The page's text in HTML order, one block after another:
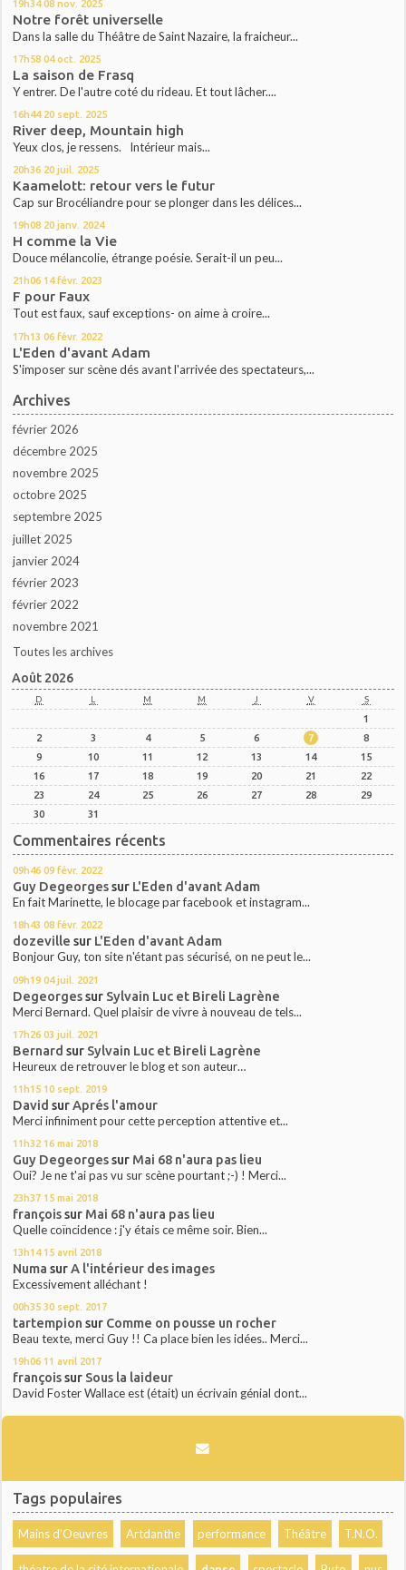
19h34 08 nov. 2025
Notre forêt universelle
Dans la salle du Théâtre de Saint Nazaire, la fraicheur...
17h58 04 oct. 2025
La saison de Frasq
Y entrer. De l'autre coté du rideau. Et tout lâcher....
16h44 20 sept. 2025
River deep, Mountain high
Yeux clos, je ressens. Intérieur mais...
20h36 20 juil. 2025
Kaamelott: retour vers le futur
Cap sur Brocéliandre pour se plonger dans les délices...
19h08 20 janv. 2024
H comme la Vie
Douce mélancolie, étrange poésie. Serait-il un peu...
21h06 14 févr. 2023
F pour Faux
Tout est faux, sauf exceptions- on aime à croire...
17h13 06 févr. 2022
L'Eden d'avant Adam
S'imposer sur scène dés avant l'arrivée des spectateurs,...
Archives
février 2026
décembre 2025
novembre 2025
octobre 2025
septembre 2025
juillet 2025
janvier 2024
février 2023
février 2022
novembre 2021
Toutes les archives
Août 2026
D L M M J V S
1
2
3 4 5 6 7
8
9
10 11 12 13 14
15
16
17 18 19 20 21
22
23
24 25 26 27 28
29
30
31
Commentaires récents
09h46 09 févr. 2022
Guy Degeorgessur L'Eden d'avant Adam
En fait Marinette, le blocage par facebook et instagram...
18h43 08 févr. 2022
dozeville sur L'Eden d'avant Adam
Bonjour Guy, ton site n'étant pas sécurisé, on ne peut le...
09h19 04 juil. 2021
Degeorgessur Sylvain Luc et Bireli Lagrène
Merci Bernard. Quel plaisir de vivre à nouveau de tels...
17h26 03 juil. 2021
Bernard sur Sylvain Luc et Bireli Lagrène
Heureux de retrouver le blog et son auteur…
11h15 10 sept. 2019
David surAprés l'amour
Merci infiniment pour cette perception attentive et...
11h32 16 mai 2018
Guy Degeorgessur Mai 68 n'aura pas lieu
Oui? Je ne t'ai pas vu sur scène pourtant ;-) ! Merci...
23h37 15 mai 2018
françoissur Mai 68 n'aura pas lieu
Quelle coïncidence : j'y étais ce même soir. Bien...
13h14 15 avril 2018
Numa surA l'intérieur des images
Excessivement alléchant !
00h35 30 sept. 2017
tartempion sur Comme on pousse un rocher
Beau texte, merci Guy !! Ca place bien les idées.. Merci...
19h06 11 avril 2017
françoissur Sous la laideur
David Foster Wallace est (était) un écrivain génial dont...
Tags populaires
Mains d'Oeuvres Artdanthe performance Théâtre T.N.O.